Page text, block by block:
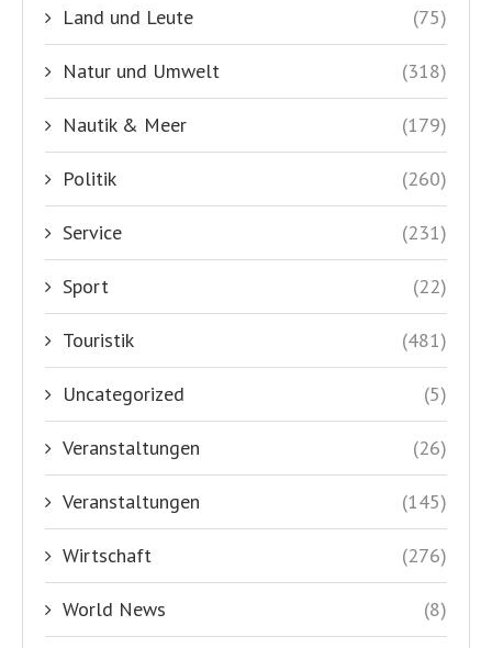
Land und Leute (75)
Natur und Umwelt (318)
Nautik & Meer (179)
Politik (260)
Service (231)
Sport (22)
Touristik (481)
Uncategorized (5)
Veranstaltungen (26)
Veranstaltungen (145)
Wirtschaft (276)
World News (8)